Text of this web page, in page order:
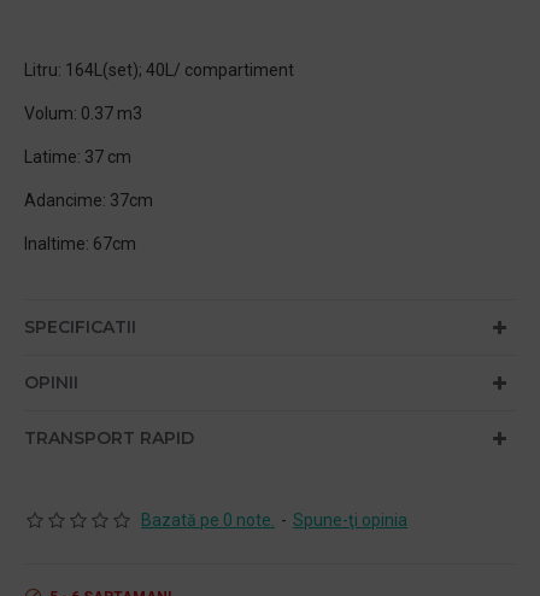
Litru: 164L(set); 40L/ compartiment
Volum: 0.37 m3
Latime: 37 cm
Adancime: 37cm
Inaltime: 67cm
SPECIFICATII
OPINII
TRANSPORT RAPID
Bazată pe 0 note. - Spune-ţi opinia